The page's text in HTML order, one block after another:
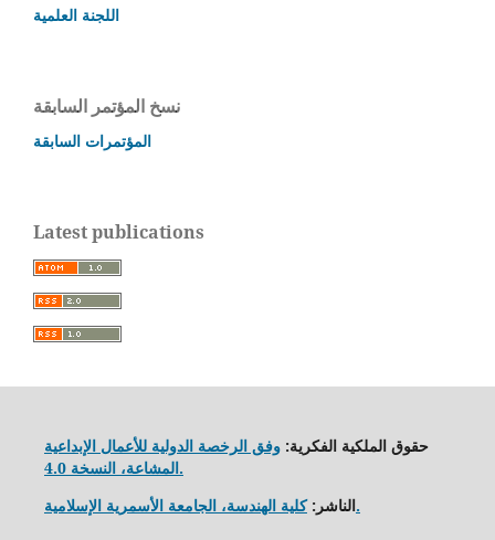
اللجنة العلمية
نسخ المؤتمر السابقة
Latest publications
حقوق الملكية الفكرية:وفق الرخصة الدولية للأعمال الإبداعية
المشاعة، النسخة 4.0.
الناشر:كلية الهندسة، الجامعة الأسمرية الإسلامية.